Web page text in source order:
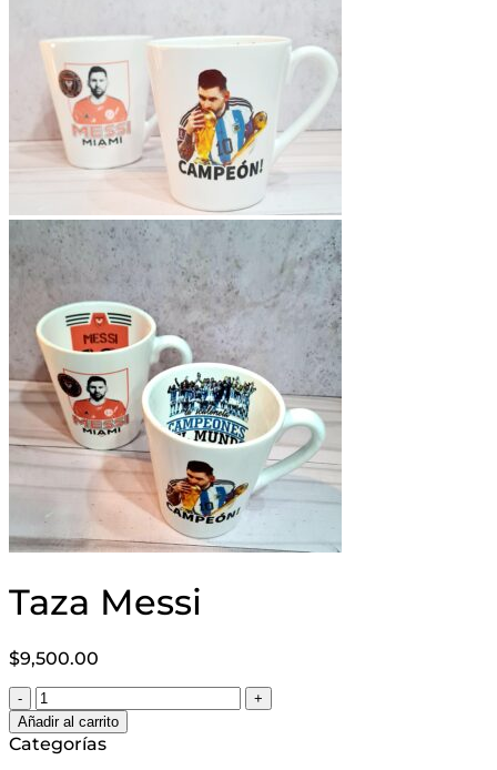
Taza Messi
$9,500.00
Taza
Messi
cantidad
Añadir al carrito
Categorías